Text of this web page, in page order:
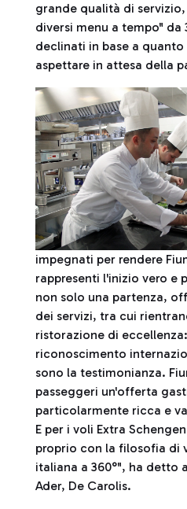
grande qualità di
diversi menu a tempo" da
declinati in base a
aspettare in attesa della
impegnati per rendere
rappresenti l'inizio vero e
non solo una partenza,
dei servizi, tra cui
ristorazione di
riconoscimento
sono la testimonianza.
passeggeri un'offerta
particolarmente ricca e
E per i voli Extra
proprio con la filosofia di
italiana a 360°", ha detto
Ader, De Carolis.